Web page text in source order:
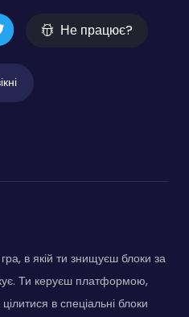
Не працює?
в якій ти знищуєш блоки за
Ти керуєш платформою,
в спеціальні блоки